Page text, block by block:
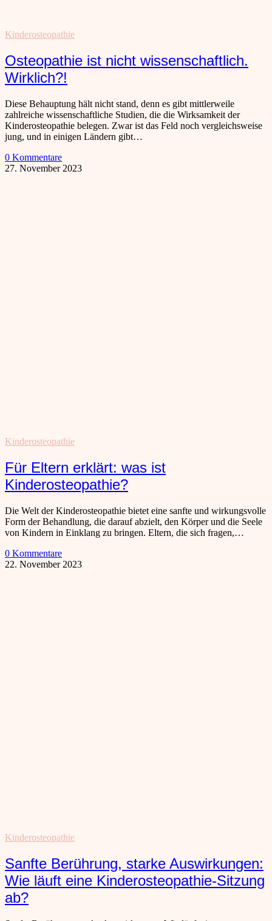
Kinderosteopathie
Osteopathie ist nicht wissenschaftlich.
Wirklich?!
Diese Behauptung hält nicht stand, denn es gibt mittlerweile
zahlreiche wissenschaftliche Studien, die die Wirksamkeit der
Kinderosteopathie belegen. Zwar ist das Feld noch vergleichsweise
jung, und in einigen Ländern gibt…
0 Kommentare
27. November 2023
Kinderosteopathie
Für Eltern erklärt: was ist
Kinderosteopathie?
Die Welt der Kinderosteopathie bietet eine sanfte und wirkungsvolle
Form der Behandlung, die darauf abzielt, den Körper und die Seele
von Kindern in Einklang zu bringen. Eltern, die sich fragen,…
0 Kommentare
22. November 2023
Kinderosteopathie
Sanfte Berührung, starke Auswirkungen:
Wie läuft eine Kinderosteopathie-Sitzung
ab?